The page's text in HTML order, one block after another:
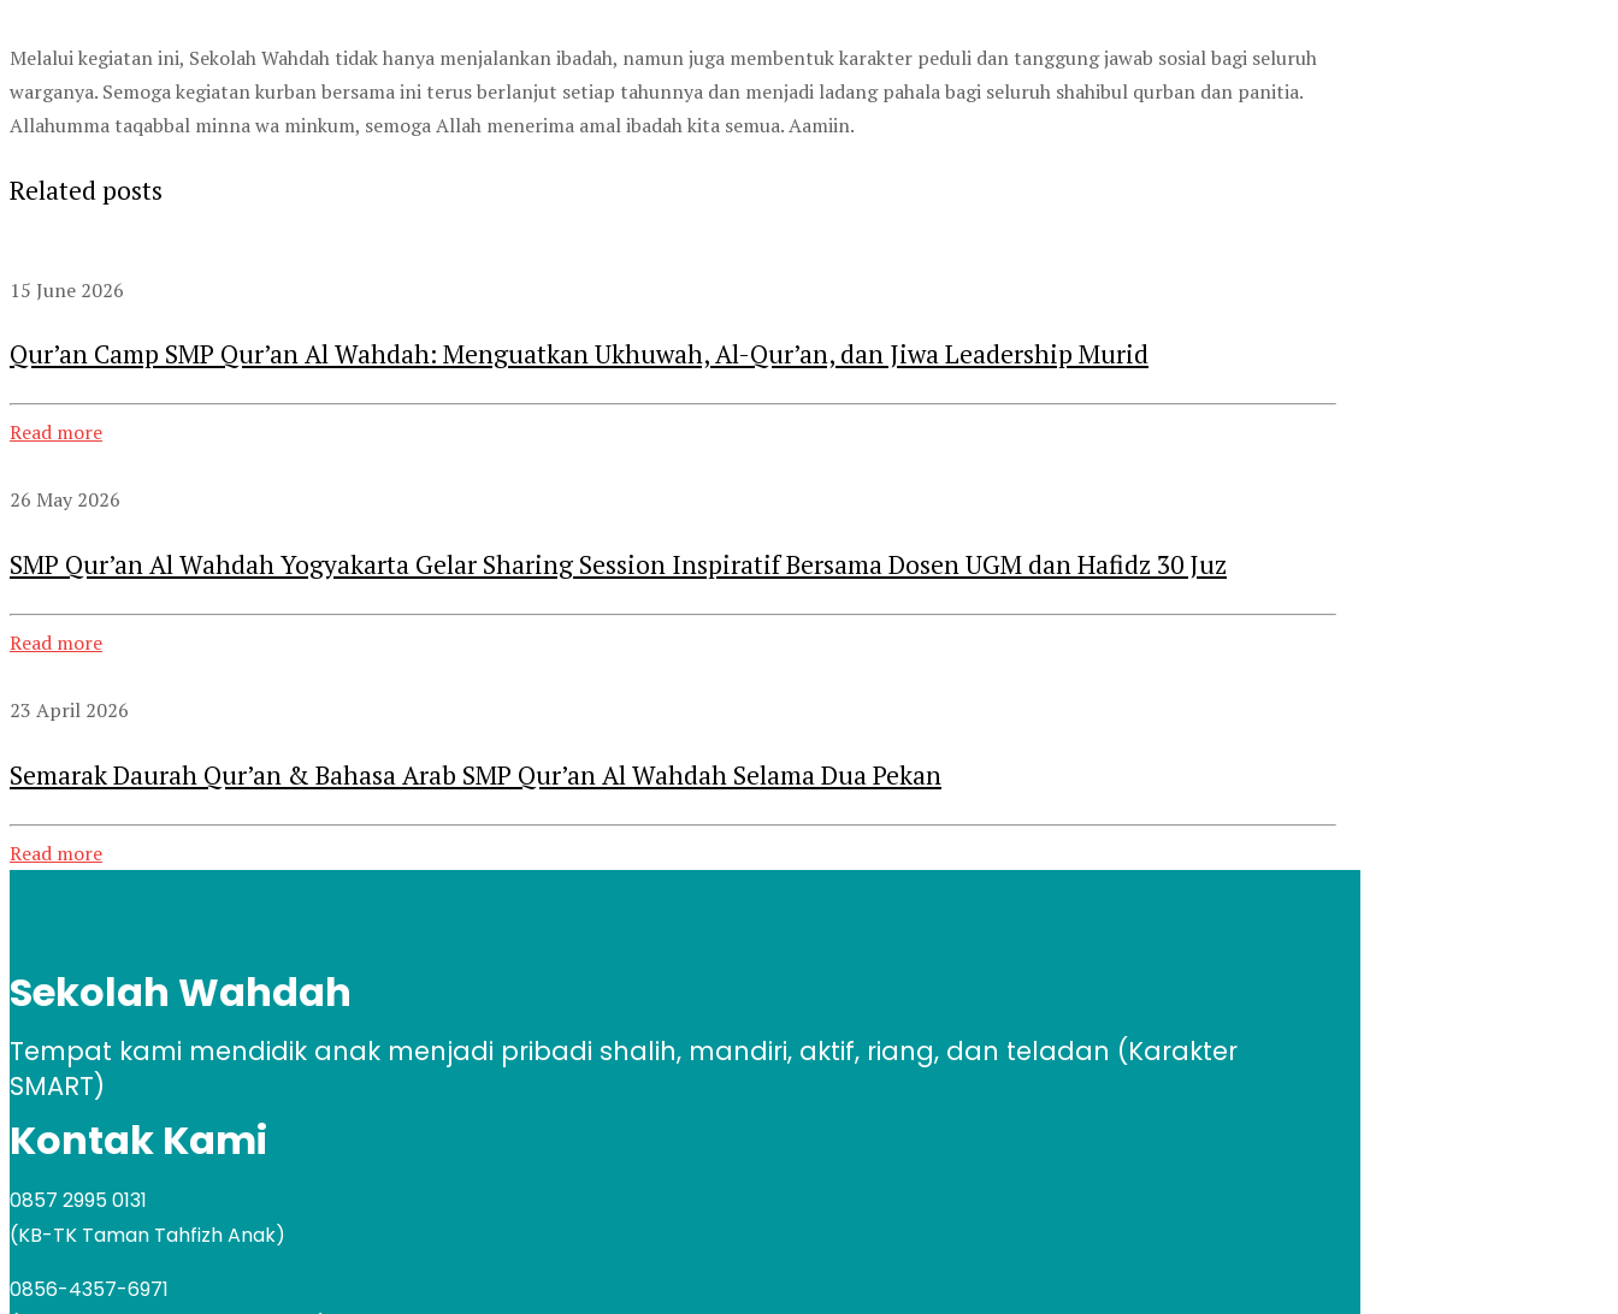
Melalui kegiatan ini, Sekolah Wahdah tidak hanya menjalankan ibadah, namun juga membentuk karakter peduli dan tanggung jawab sosial bagi seluruh
warganya. Semoga kegiatan kurban bersama ini terus berlanjut setiap tahunnya dan menjadi ladang pahala bagi seluruh shahibul qurban dan panitia.
Allahumma taqabbal minna wa minkum, semoga Allah menerima amal ibadah kita semua. Aamiin.
Related posts
15 June 2026
Qur’an Camp SMP Qur’an Al Wahdah: Menguatkan Ukhuwah, Al-Qur’an, dan Jiwa Leadership Murid
Read more
26 May 2026
SMP Qur’an Al Wahdah Yogyakarta Gelar Sharing Session Inspiratif Bersama Dosen UGM dan Hafidz 30 Juz
Read more
23 April 2026
Semarak Daurah Qur’an & Bahasa Arab SMP Qur’an Al Wahdah Selama Dua Pekan
Read more
Sekolah Wahdah
Tempat kami mendidik anak menjadi pribadi shalih, mandiri, aktif, riang, dan teladan (Karakter
SMART)
Kontak Kami
0857 2995 0131
(KB-TK Taman Tahfizh Anak)
0856-4357-6971